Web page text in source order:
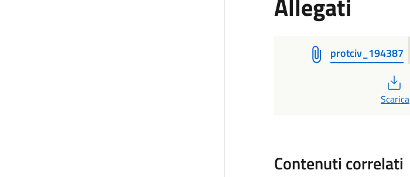
Allegati
protciv_194387
Scarica
Contenuti correlati